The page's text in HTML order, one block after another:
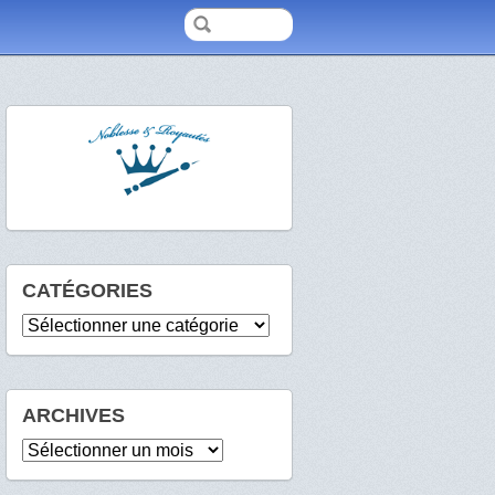
CATÉGORIES
Catégories
ARCHIVES
Archives